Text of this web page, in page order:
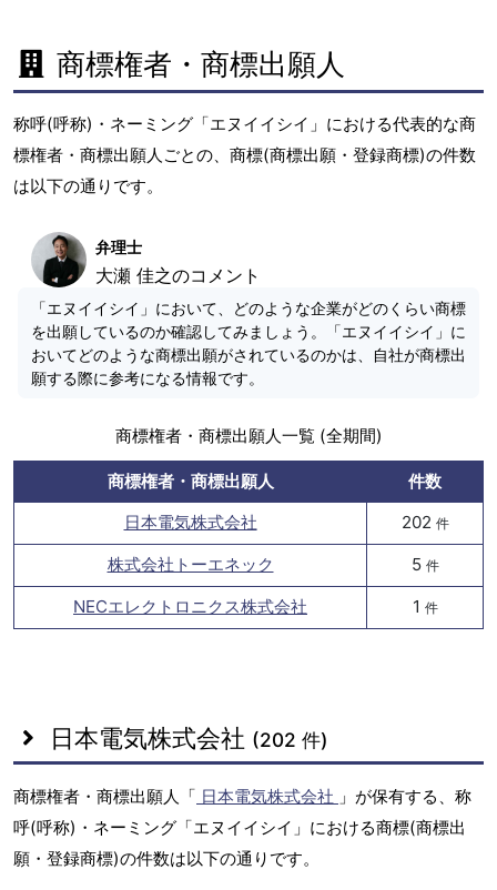
商標権者・商標出願人
称呼(呼称)・ネーミング「エヌイイシイ」における代表的な商
標権者・商標出願人ごとの、商標(商標出願・登録商標)の件数
は以下の通りです。
弁理士
大瀬 佳之のコメント
「エヌイイシイ」において、どのような企業がどのくらい商標
を出願しているのか確認してみましょう。「エヌイイシイ」に
おいてどのような商標出願がされているのかは、自社が商標出
願する際に参考になる情報です。
商標権者・商標出願人一覧 (全期間)
商標権者・商標出願人
件数
日本電気株式会社
202 件
株式会社トーエネック 5 件
NECエレクトロニクス株式会社 1 件
日本電気株式会社 (202 件)
商標権者・商標出願人「 日本電気株式会社 」が保有する、称
呼(呼称)・ネーミング「エヌイイシイ」における商標(商標出
願・登録商標)の件数は以下の通りです。